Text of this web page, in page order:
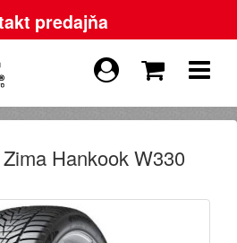
predajňa
Hankook W330